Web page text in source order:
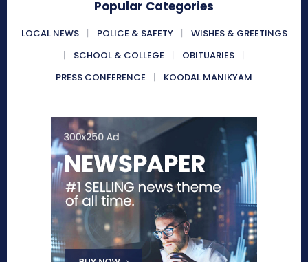
Popular Categories
LOCAL NEWS POLICE & SAFETY
WISHES & GREETINGS
SCHOOL & COLLEGE
OBITUARIES
PRESS CONFERENCE
KOODAL MANIKYAM